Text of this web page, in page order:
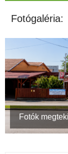
Fotógaléria:
Fotók